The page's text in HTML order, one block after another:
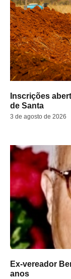
Inscrições
de Santa
3 de agosto de 2026
Ex-vereador
anos